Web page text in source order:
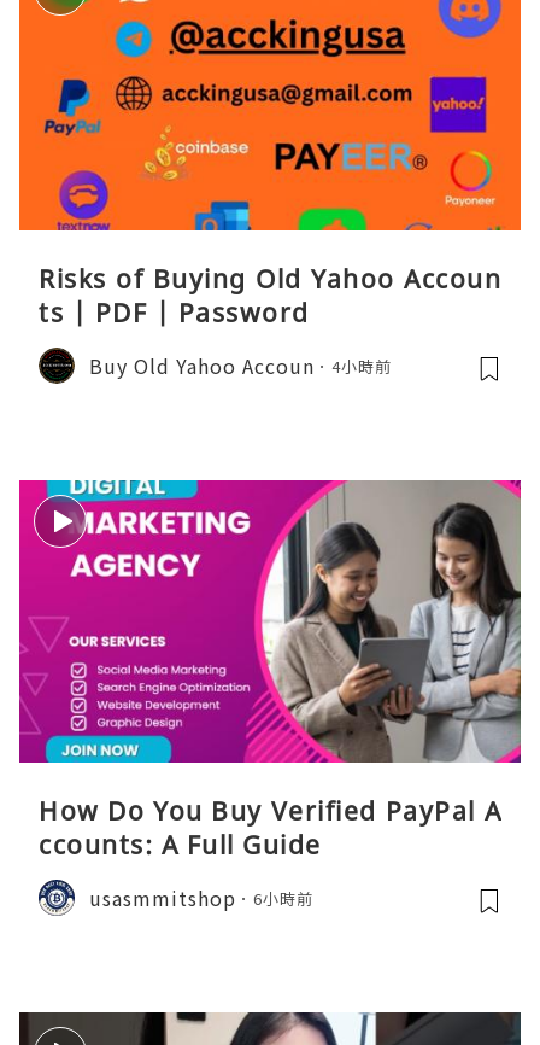
Risks of Buying Old Yahoo Accoun
ts | PDF | Password
Buy Old Yahoo Accoun 4小時前
How Do You Buy Verified PayPal A
ccounts: A Full Guide
usasmmitshop 6小時前